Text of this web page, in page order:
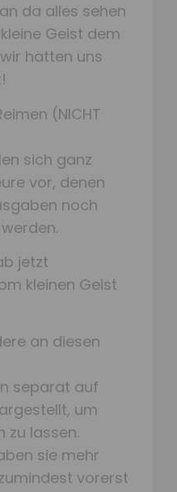
da alles sehen
Geist dem
hätten uns
(NICHT
sich ganz
vor, denen
noch
jetzt
kleinen Geist
an diesen
separat auf
um
zu lassen.
sie mehr
vorerst